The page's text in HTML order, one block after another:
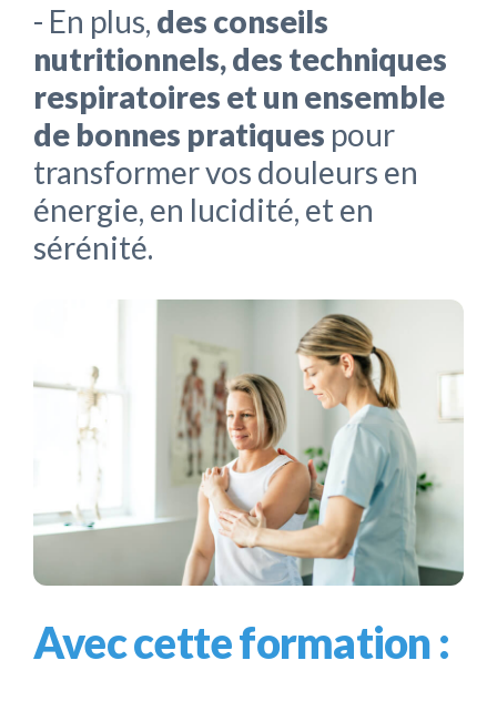
- En plus, des conseils
nutritionnels, des techniques
respiratoires et un ensemble
de bonnes pratiques pour
transformer vos douleurs en
énergie, en lucidité, et en
sérénité.
Avec cette formation :